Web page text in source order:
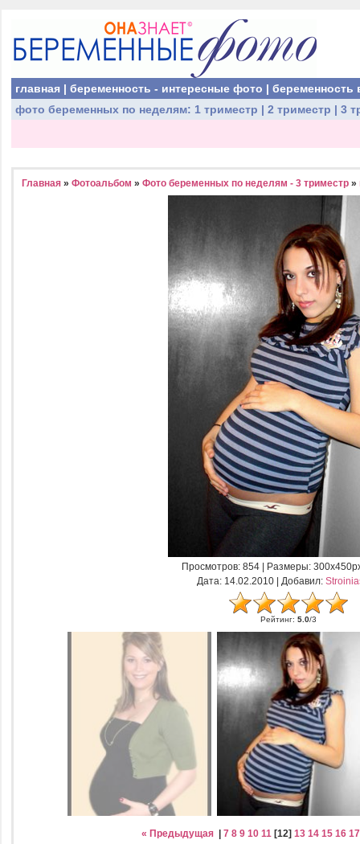
главная | беременность - интересные фото | беременность
фото беременных по неделям: 1 триместр | 2 триместр | 3
Главная » Фотоальбом » Фото беременных по неделям - 3 триместр »
Просмотров: 854 | Размеры:
Дата: 14.02.2010 | Добавил:
Рейтинг: 5.0/3
« Предыдущая| 7 8 9 10 11[12] 13 14 15 16 17